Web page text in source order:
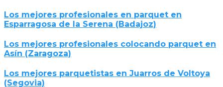
Los mejores profesionales en parquet en
Esparragosa de la Serena (Badajoz)
Los mejores profesionales colocando parquet en
Asín (Zaragoza)
Los mejores parquetistas en Juarros de Voltoya
(Segovia)